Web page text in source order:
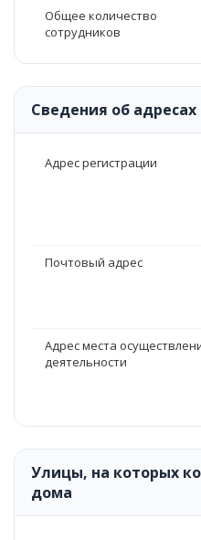
Общее количество
сотрудников
Сведения об адресах
Адрес регистрации
Почтовый адрес
Адрес места
деятельности
Улицы, на которых
дома